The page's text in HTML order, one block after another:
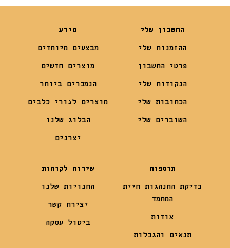
החשבון שלי
ההזמנות שלי
פרטי החשבון
הנקודות שלי
הכתובות שלי
השוברים שלי
מידע
מבצעים מיוחדים
מוצרים חדשים
הנמכרים ביותר
מוצרים לגורי כלבים
הבלוג שלנו
יצרנים
תוספות
בדיקת התנהגות חיית
המחמד
אודות
תנאים והגבלות
שירות לקוחות
החנויות שלנו
יצירת קשר
ביטול עסקה